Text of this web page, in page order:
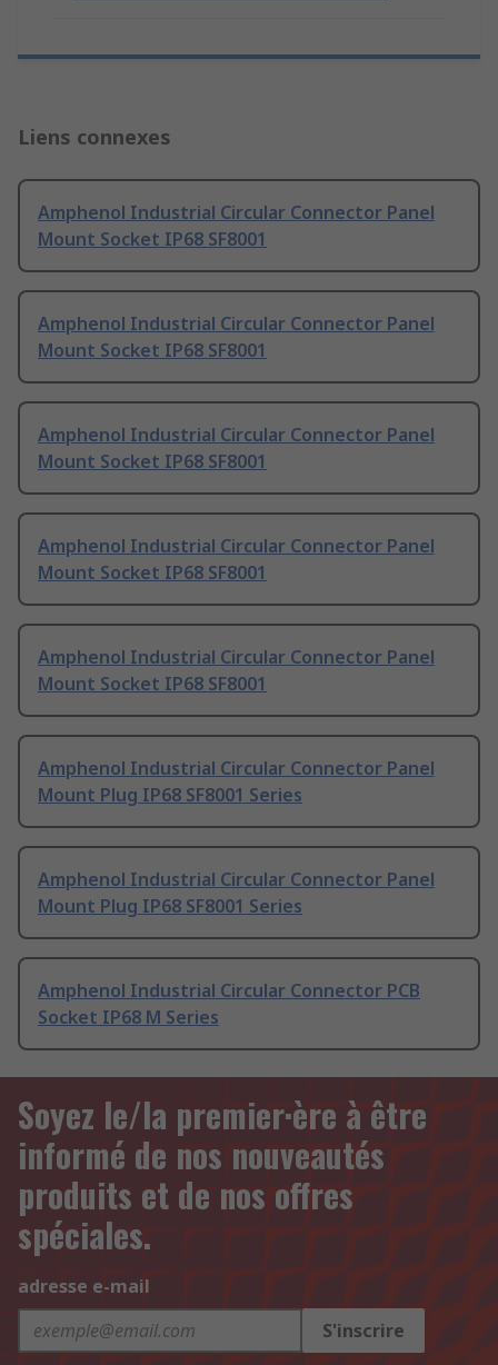
Liens connexes
Amphenol Industrial Circular Connector Panel
Mount Socket IP68 SF8001
Amphenol Industrial Circular Connector Panel
Mount Socket IP68 SF8001
Amphenol Industrial Circular Connector Panel
Mount Socket IP68 SF8001
Amphenol Industrial Circular Connector Panel
Mount Socket IP68 SF8001
Amphenol Industrial Circular Connector Panel
Mount Socket IP68 SF8001
Amphenol Industrial Circular Connector Panel
Mount Plug IP68 SF8001 Series
Amphenol Industrial Circular Connector Panel
Mount Plug IP68 SF8001 Series
Amphenol Industrial Circular Connector PCB
Socket IP68 M Series
Soyez le/la premier·ère à être
informé de nos nouveautés
produits et de nos offres
spéciales.
adresse e-mail
S'inscrire